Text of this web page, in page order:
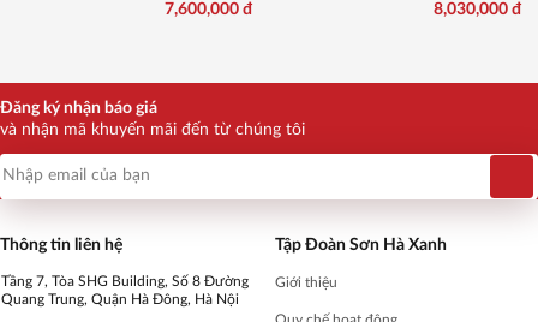
7,600,000 đ 8,030,000 đ
Đăng ký nhận báo giá
và nhận mã khuyến mãi đến từ chúng tôi
Thông tin liên hệ
Tầng 7, Tòa SHG Building, Số 8 Đường
Quang Trung, Quận Hà Đông, Hà Nội
Tập Đoàn Sơn Hà Xanh
Giới thiệu